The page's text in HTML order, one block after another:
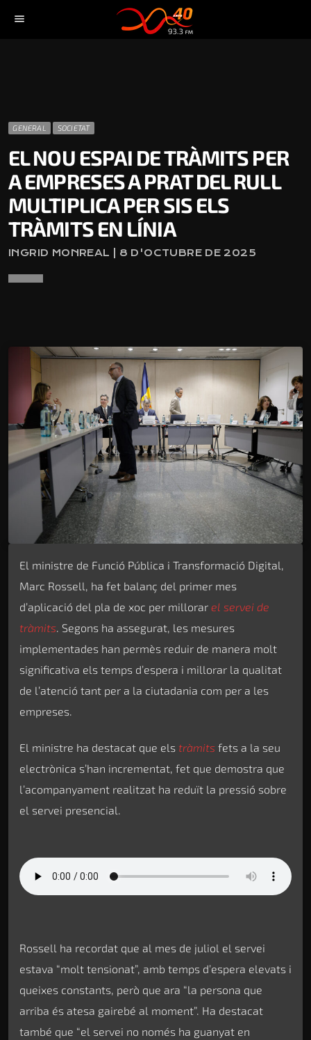
menu
GENERAL SOCIETAT
EL NOU ESPAI DE TRÀMITS PER
A EMPRESES A PRAT DEL RULL
MULTIPLICA PER SIS ELS
TRÀMITS EN LÍNIA
INGRID MONREAL | 8 D'OCTUBRE DE 2025
El ministre de Funció Pública i Transformació Digital,
Marc Rossell, ha fet balanç del primer mes
d’aplicació del pla de xoc per millorar el servei de
tràmits . Segons ha assegurat, les mesures
implementades han permès reduir de manera molt
significativa els temps d’espera i millorar la qualitat
de l’atenció tant per a la ciutadania com per a les
empreses.
El ministre ha destacat que els tràmits fets a la seu
electrònica s’han incrementat, fet que demostra que
l’acompanyament realitzat ha reduït la pressió sobre
el servei presencial.
Rossell ha recordat que al mes de juliol el servei
estava “molt tensionat”, amb temps d’espera elevats i
queixes constants, però que ara “la persona que
arriba és atesa gairebé al moment”. Ha destacat
també que “el servei no només ha guanyat en